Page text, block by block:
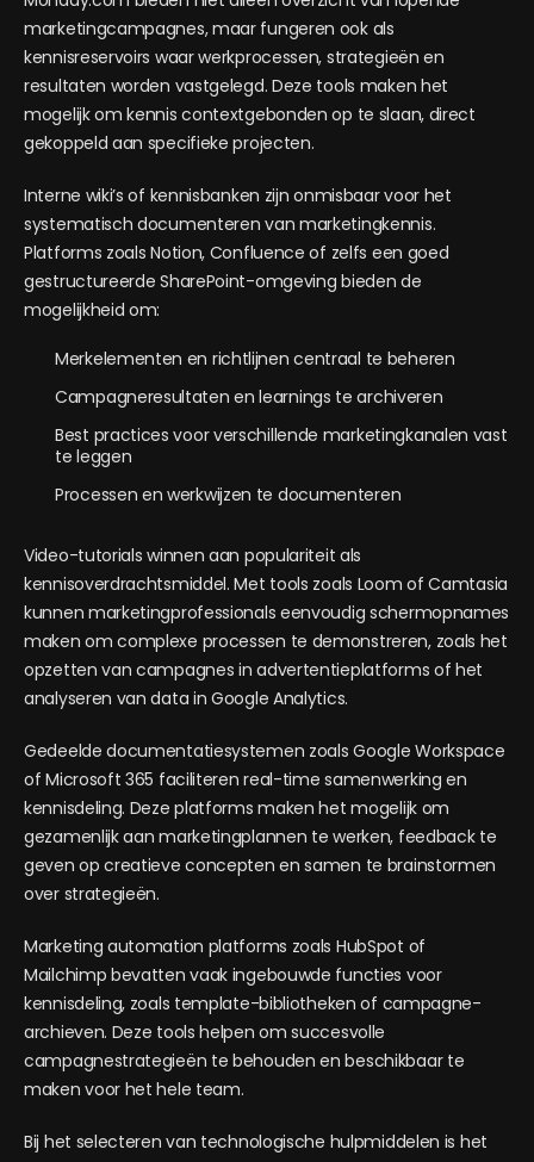
marketingcampagnes, maar fungeren ook als
kennisreservoirs waar werkprocessen, strategieën en
resultaten worden vastgelegd. Deze tools maken het
mogelijk om kennis contextgebonden op te slaan, direct
gekoppeld aan specifieke projecten.
Interne wiki’s of kennisbanken zijn onmisbaar voor het
systematisch documenteren van marketingkennis.
Platforms zoals Notion, Confluence of zelfs een goed
gestructureerde SharePoint-omgeving bieden de
mogelijkheid om:
Merkelementen en richtlijnen centraal te beheren
Campagneresultaten en learnings te archiveren
Best practices voor verschillende marketingkanalen vast
te leggen
Processen en werkwijzen te documenteren
Video-tutorials winnen aan populariteit als
kennisoverdrachtsmiddel. Met tools zoals Loom of Camtasia
kunnen marketingprofessionals eenvoudig schermopnames
maken om complexe processen te demonstreren, zoals het
opzetten van campagnes in advertentieplatforms of het
analyseren van data in Google Analytics.
Gedeelde documentatiesystemen zoals Google Workspace
of Microsoft 365 faciliteren real-time samenwerking en
kennisdeling. Deze platforms maken het mogelijk om
gezamenlijk aan marketingplannen te werken, feedback te
geven op creatieve concepten en samen te brainstormen
over strategieën.
Marketing automation platforms zoals HubSpot of
Mailchimp bevatten vaak ingebouwde functies voor
kennisdeling, zoals template-bibliotheken of campagne-
archieven. Deze tools helpen om succesvolle
campagnestrategieën te behouden en beschikbaar te
maken voor het hele team.
Bij het selecteren van technologische hulpmiddelen is het